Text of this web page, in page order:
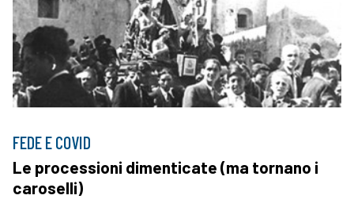
FEDE E COVID
Le processioni dimenticate (ma tornano i
caroselli)